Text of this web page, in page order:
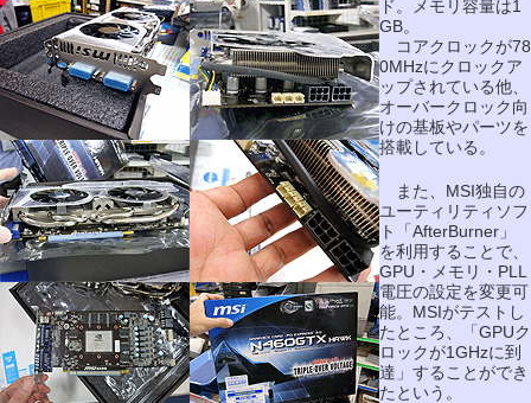
ド。メモリ容量は1
GB。
コアクロックが78
0MHzにクロックア
ップされている他、
オーバークロック向
けの基板やパーツを
搭載している。
また、MSI独自の
ユーティリティソフ
ト「AfterBurner」
を利用することで、
GPU・メモリ・PLL
電圧の設定を変更可
能。MSIがテストし
たところ、「GPUク
ロックが1GHzに到
達」することができ
たという。